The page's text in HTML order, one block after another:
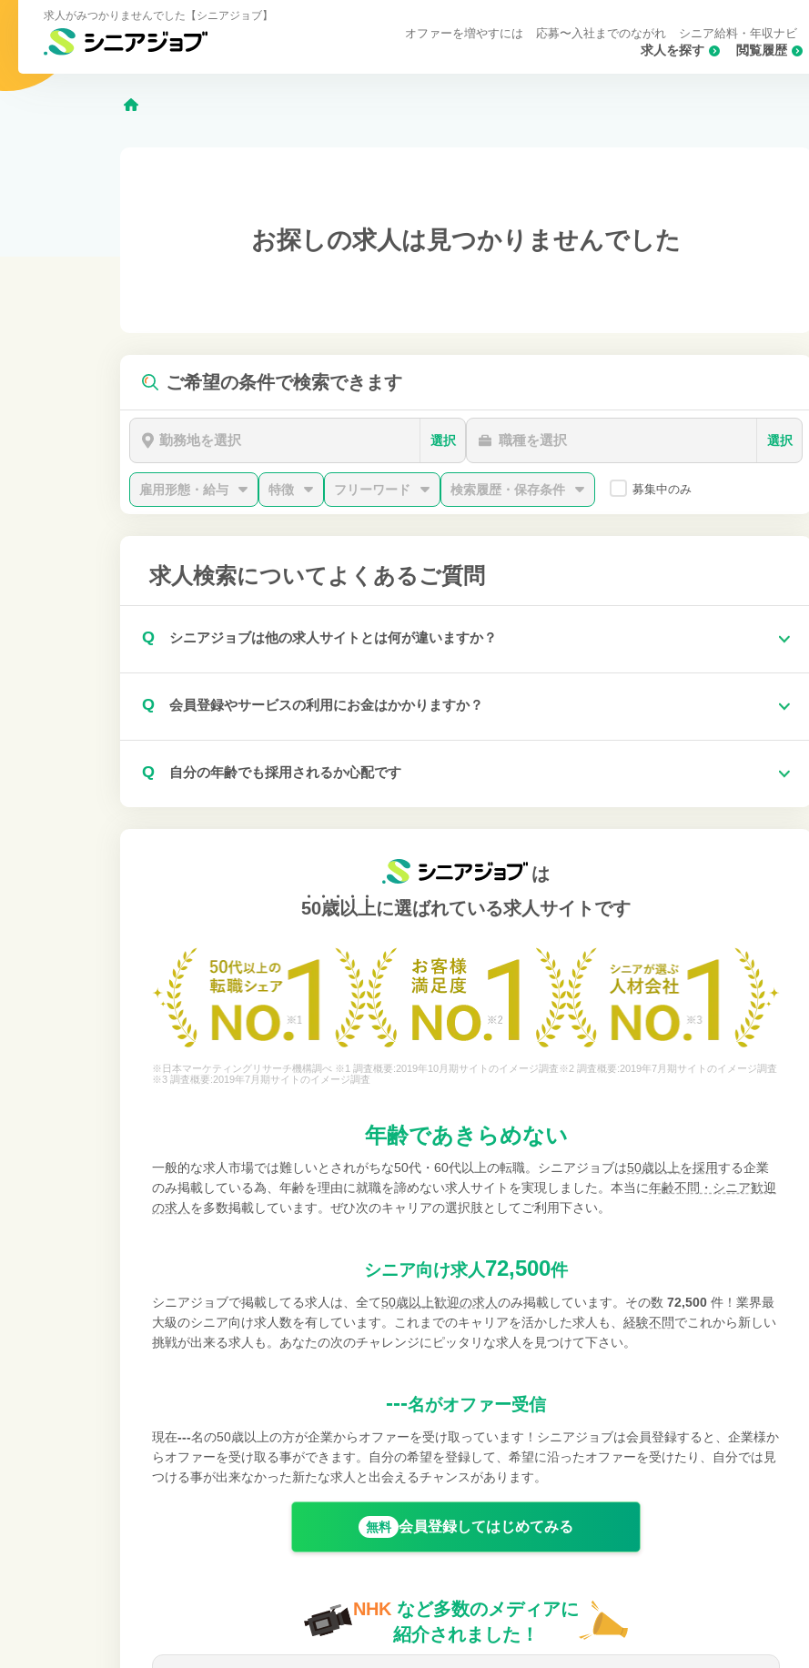
求人がみつかりませんでした【シニアジョブ】
求人を探す 閲覧履歴
オファーを増やすには 応募〜入社までのながれ シニア給料・年収ナビ
お探しの求人は 見つかりませんでした
ご希望の条件で検索できます
勤務地を選択 選択 職種を選択 選択
雇用形態・給与 特徴 フリーワード 検索履歴・保存条件 募集中のみ
求人検索について よくあるご質問
Q シニアジョブは他の求人サイトとは何が違いますか？
Q 会員登録やサービスの利用にお金はかかりますか？
Q 自分の年齢でも採用されるか心配です
は
50歳以上に選ばれている求人サイトです
※日本マーケティングリサーチ機構調べ ※1 調査概要:2019年10月期サイトのイメージ調査※2 調査概要:2019年7月期サイトのイメージ調査
※3 調査概要:2019年7月期サイトのイメージ調査
年齢であきらめない
一般的な求人市場では難しいとされがちな50代・60代以上の転職。シニアジョブは50歳以上を採用する企業
のみ掲載している為、年齢を理由に就職を諦めない求人サイトを実現しました。本当に年齢不問・シニア歓迎
の求人 を多数掲載しています。ぜひ次のキャリアの選択肢としてご利用下さい。
シニア向け求人72,500件
シニアジョブで掲載してる求人は、全て50歳以上歓迎の求人のみ掲載しています。その数 72,500 件！業界最
大級のシニア向け求人数を有しています。これまでのキャリアを活かした求人も、 経験不問でこれから新しい
挑戦が出来る求人も。あなたの次のチャレンジにピッタリな求人を見つけて下さい。
---名がオファー受信
現在---名の50歳以上の方が企業からオファーを受け取っています！シニアジョブは会員登録すると、企業様か
らオファーを受け取る事ができます。自分の希望を登録して、希望に沿ったオファーを受けたり、自分では見
つける事が出来なかった新たな求人と出会えるチャンスがあります。
無料 会員登録してはじめてみる
NHK など多数のメディアに
紹介されました！